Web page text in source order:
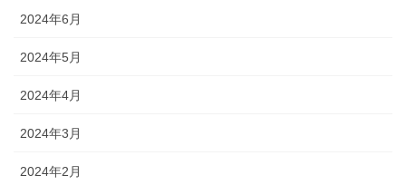
2024年6月
2024年5月
2024年4月
2024年3月
2024年2月